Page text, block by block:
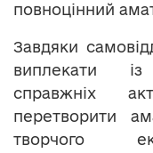
повноцінний
Завдяки
виплекати із
справжніх
перетворити
творчого